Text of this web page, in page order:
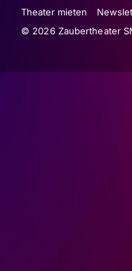
Theater mieten
© 2026 Zaubertheater